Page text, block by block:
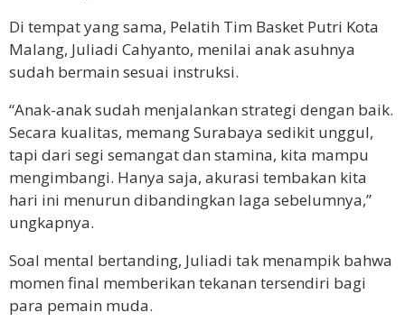
Di tempat yang sama, Pelatih Tim Basket Putri Kota
Malang, Juliadi Cahyanto, menilai anak asuhnya
sudah bermain sesuai instruksi.
“Anak-anak sudah menjalankan strategi dengan baik.
Secara kualitas, memang Surabaya sedikit unggul,
tapi dari segi semangat dan stamina, kita mampu
mengimbangi. Hanya saja, akurasi tembakan kita
hari ini menurun dibandingkan laga sebelumnya,”
ungkapnya.
Soal mental bertanding, Juliadi tak menampik bahwa
momen final memberikan tekanan tersendiri bagi
para pemain muda.